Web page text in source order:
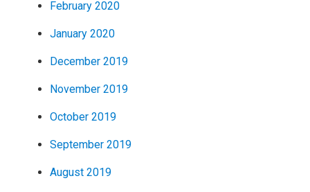
February 2020
January 2020
December 2019
November 2019
October 2019
September 2019
August 2019